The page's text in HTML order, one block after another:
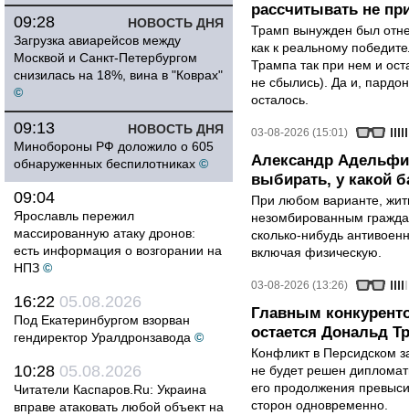
НОВОСТЬ ДНЯ
09:28
Загрузка авиарейсов между
Москвой и Санкт-Петербургом
снизилась на 18%, вина в "Коврах"
©
НОВОСТЬ ДНЯ
09:13
Минобороны РФ доложило о 605
обнаруженных беспилотниках ©
09:04
Ярославль пережил
массированную атаку дронов:
есть информация о возгорании на
НПЗ ©
16:22 05.08.2026
Под Екатеринбургом взорван
гендиректор Уралдронзавода ©
10:28 05.08.2026
Читатели Каспаров.Ru: Украина
вправе атаковать любой объект на
рассчитывать не
Трамп вынужден был
как к реальному
Трампа так при нем и
не сбылись). Да и,
осталось.
03-08-2026 (15:01)
Александр
выбирать, у какой
При любом варианте,
незомбированным
сколько-нибудь
включая физическую.
03-08-2026 (13:26)
Главным
остается Дональд
Конфликт в Персидском
не будет решен
его продолжения
сторон одновременно.